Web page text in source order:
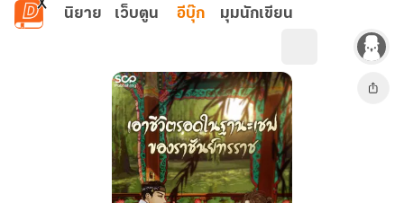
ข้ามไปยังเนื้อหาหลัก
นิยาย เว็บตูน อีบุ๊ก มุมนักเขียน